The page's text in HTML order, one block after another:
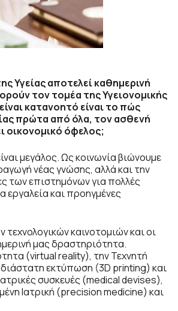
Υγείας αποτελεί καθημερινή
τον τομέα της Υγειονομικής
κατανοητό είναι το πώς
πρώτα από όλα, τον ασθενή
οικονομικό όφελος;
μεγάλος. Ως κοινωνία βιώνουμε
νέας γνώσης, αλλά και την
των επιστημόνων για πολλές
εργαλεία και προηγμένες
καινοτομιών και οι
μας δραστηριότητα.
(virtual reality), την Τεχνητή
εκτύπωση (3D printing) και
συσκευές (medical devises),
Ιατρική (precision medicine) και